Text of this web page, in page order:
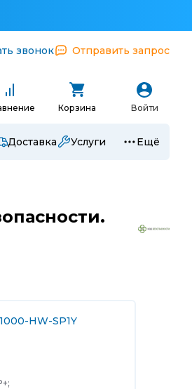
звонок Отправить запрос
Корзина Войти
Доставка Услуги Ещё
HW-SP1Y
10G SFP+;